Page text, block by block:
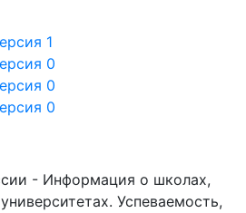
1
0
0
0
- Информация о школах,
Успеваемость,